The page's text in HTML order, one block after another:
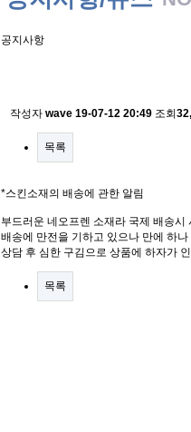
공지사항
작성자 wave 19-07-12 20:49 조회
목록
*스킨소재의 배송에 관한 알림
부드러운 네오프렌 소재라 국제 배송
배송에 만전을 기하고 있으나 만에 하
상담 후 심한 구김으로 상품에 하자가
목록